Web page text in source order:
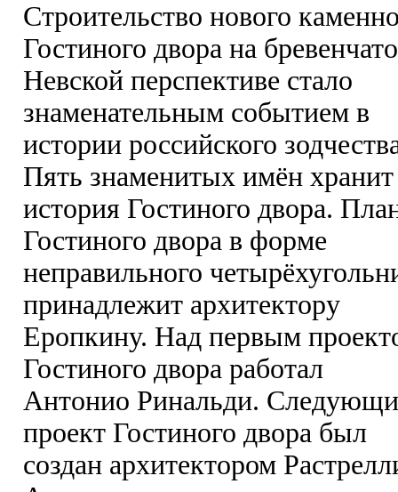
Строительство нового
Гостиного двора на
Невской перспективе стало
знаменательным событием в
истории российского
Пять знаменитых имён хранит
история Гостиного двора.
Гостиного двора в форме
неправильного
принадлежит архитектору
Еропкину. Над первым
Гостиного двора работал
Антонио Ринальди.
проект Гостиного двора был
создан архитектором